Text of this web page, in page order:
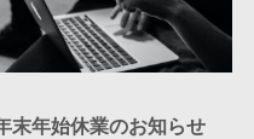
末年始休業のお知らせ